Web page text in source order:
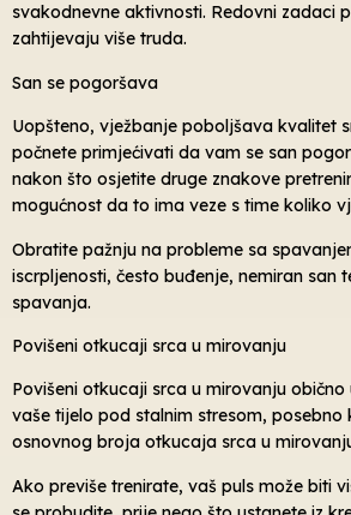
svakodnevne aktivnosti. Redovni zadaci
zahtijevaju više truda.
San se pogoršava
Uopšteno, vježbanje poboljšava kvalitet
počnete primjećivati ​​da vam se san
nakon što osjetite druge znakove
mogućnost da to ima veze s time koliko
Obratite pažnju na probleme sa
iscrpljenosti, često buđenje, nemiran san
spavanja.
Povišeni otkucaji srca u mirovanju
Povišeni otkucaji srca u mirovanju
vaše tijelo pod stalnim stresom, posebno
osnovnog broja otkucaja srca u
Ako previše trenirate, vaš puls može biti